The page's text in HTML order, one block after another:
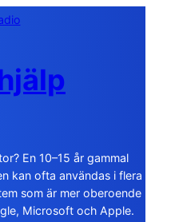
En 10–15 år gammal
kan ofta användas i flera
som är mer oberoende
Microsoft och Apple.